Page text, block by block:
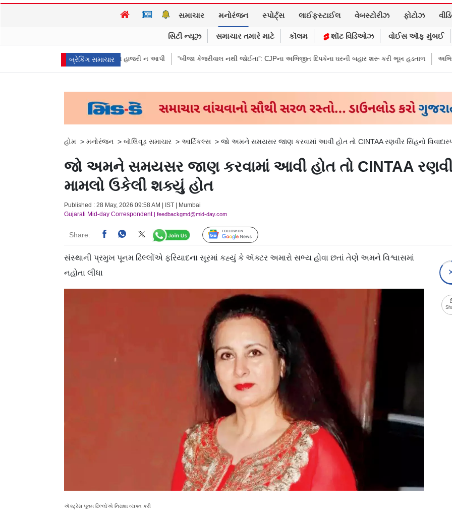
સમાચાર મનોરંજન સ્પોર્ટ્સ લાઈફસ્ટાઈલ વેબસ્ટોરીઝ ફોટોઝ
સિટી ન્યૂઝ સમાચાર તમારે માટે કૉલમ શૉટ વિડિઓઝ વોઈસ ઑફ મુંબઈ
બ્રેકિંગ સમાચાર
પૈસા મોકલાવ્યા પણ હાજરી ન આપી “બીજા કેજરીવાલ નથી જોઈતા”: CJPના અભિજીત દિપકેના ઘરની બહાર શરૂ કરી ભૂખ હડતાળ અભિજીત દિપકેએ
હોમ > મનોરંજન > બૉલિવૂડ સમાચાર > આર્ટિકલ્સ > જો અમને સમયસર જાણ કરવામાં આવી હોત તો CINTAA રણવીર સિંહનો
જો અમને સમયસર જાણ કરવામાં આવી હોત તો CINTAA રણવીર
મામલો ઉકેલી શક્યું હોત
Published : 28 May, 2026 09:58 AM | IST | Mumbai
Gujarati Mid-day Correspondent| feedbackgmd@mid-day.com
Share: Follow Us
સંસ્થાની પ્રમુખ પૂનમ ઢિલ્લોંએ ફરિયાદના સૂરમાં કહ્યું કે ઍક્ટર અમારો સભ્ય હોવા છતાં તેણે અમને વિશ્વાસમાં
નહોતા લીધા
ઍક્ટ્રેસ પૂનમ ઢિલ્લોંએ નિરાશા વ્યક્ત કરી